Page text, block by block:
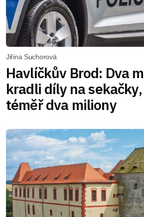
Jiřina Suchorová
Havlíčkův Brod: Dva
kradli díly na
téměř dva miliony